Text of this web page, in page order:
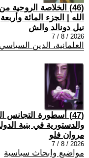
(46) الخلاصة
الله | الجزء المائة وأربعة
نيل دونالد والش
2026 / 8 / 7
العلمانية، الدين
(47) أسطورة التجانس
والدستورية في بنية
مروان فلو
2026 / 8 / 7
مواضيع وابحاث سياسية